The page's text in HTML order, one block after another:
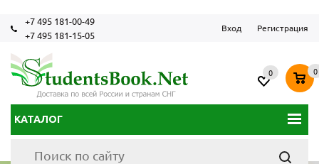
+7 495 181-00-49
+7 495 181-15-05
Вход Регистрация
КАТАЛОГ
0 0